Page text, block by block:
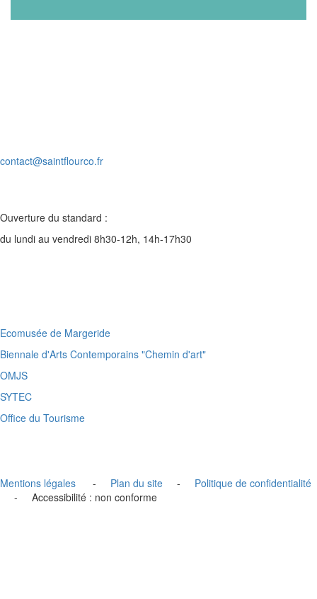
contact@saintflourco.fr
Ouverture du standard :
du lundi au vendredi 8h30-12h, 14h-17h30
Ecomusée de Margeride
Biennale d'Arts Contemporains "Chemin d'art"
OMJS
SYTEC
Office du Tourisme
Mentions légales - Plan du site - Politique de confidentialité
- Accessibilité : non conforme